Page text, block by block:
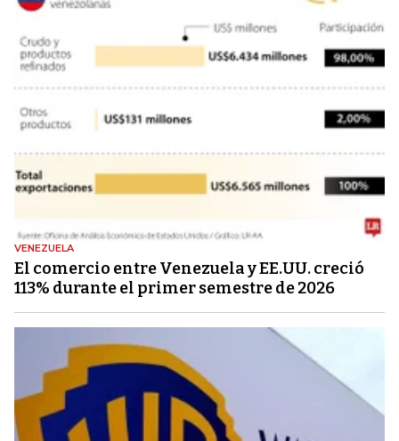
VENEZUELA
El comercio entre Venezuela y EE.UU. creció
113% durante el primer semestre de 2026